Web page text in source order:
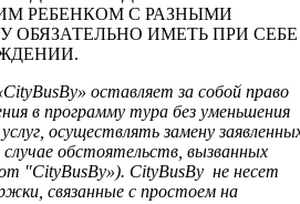
РЕБЕНКОМ С РАЗНЫМИ
ОБЯЗАТЕЛЬНО ИМЕТЬ ПРИ СЕБЕ
оставляет за собой право
в программу тура без уменьшения
осуществлять замену
обстоятельств, вызванных
"CityBusBy»). CityBusBy не несет
связанные с простоем на